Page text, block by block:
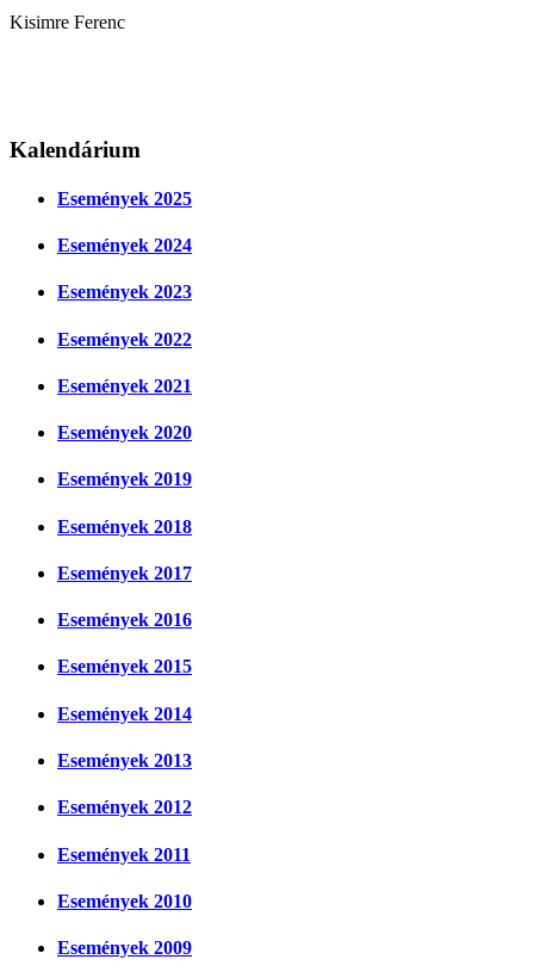
Kisimre Ferenc
Kalendárium
Események 2025
Események 2024
Események 2023
Események 2022
Események 2021
Események 2020
Események 2019
Események 2018
Események 2017
Események 2016
Események 2015
Események 2014
Események 2013
Események 2012
Események 2011
Események 2010
Események 2009